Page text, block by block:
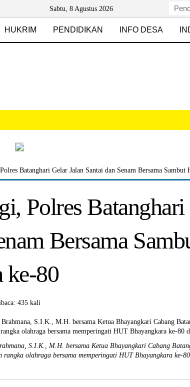
Sabtu, 8 Agustus 2026
HUKRIM PENDIDIKAN INFO DESA
Batanghari Gelar Jalan Santai dan Senam Bersama
Polres
Bersama
ke-80
435 kali
S.I.K., M.H. bersama Ketua Bhayangkari Cabang
rangka olahraga bersama memperingati HUT Bhayangkara ke-